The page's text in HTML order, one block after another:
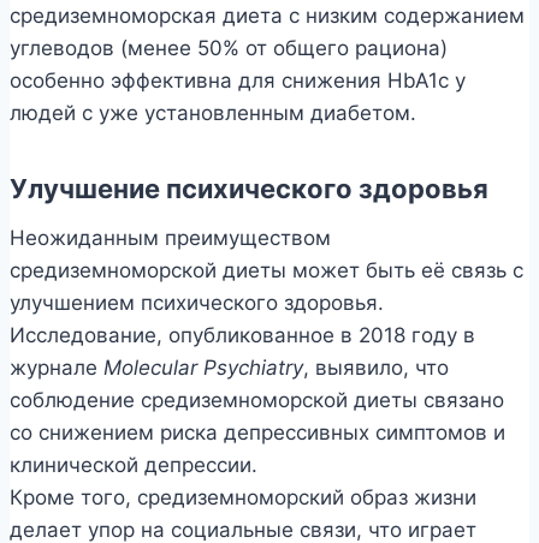
средиземноморская диета с низким содержанием
углеводов (менее 50% от общего рациона)
особенно эффективна для снижения HbA1c у
людей с уже установленным диабетом.
Улучшение психического здоровья
Неожиданным преимуществом
средиземноморской диеты может быть её связь с
улучшением психического здоровья.
Исследование, опубликованное в 2018 году в
журнале Molecular Psychiatry, выявило, что
соблюдение средиземноморской диеты связано
со снижением риска депрессивных симптомов и
клинической депрессии.
Кроме того, средиземноморский образ жизни
делает упор на социальные связи, что играет